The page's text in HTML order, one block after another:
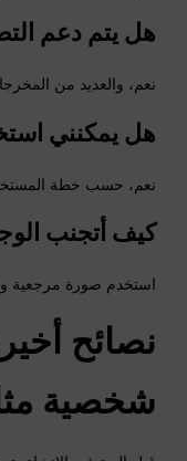
هل يتم دعم
نعم، والعديد من
هل يمكنني
نعم، حسب خطة
كيف أتجنب
استخدم صورة مرجعية
نصائح
شخصية